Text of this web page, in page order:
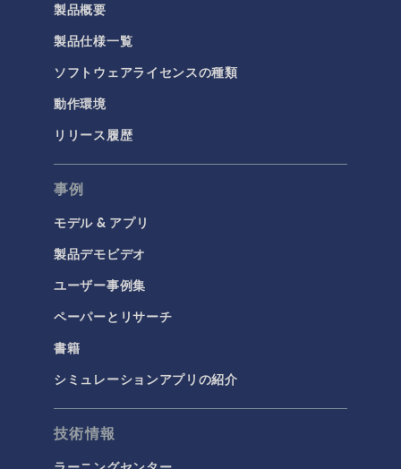
製品概要
製品仕様一覧
ソフトウェアライセンスの種類
動作環境
リリース履歴
事例
モデル & アプリ
製品デモビデオ
ユーザー事例集
ペーパーとリサーチ
書籍
シミュレーションアプリの紹介
技術情報